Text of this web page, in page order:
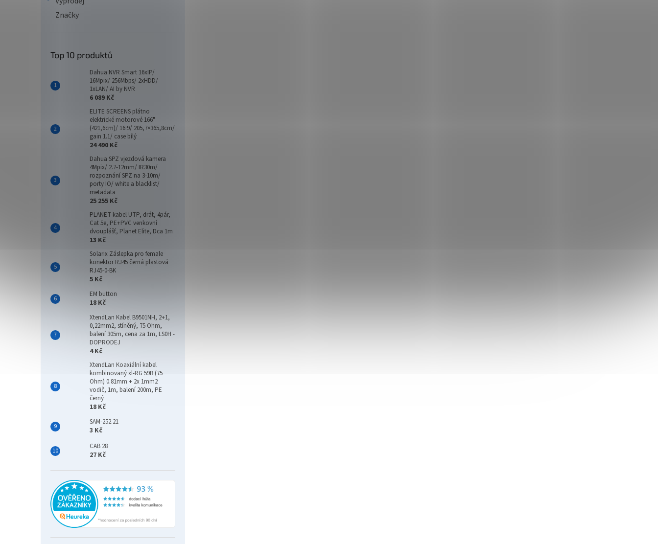
Značky
Top 10 produktů
Dahua NVR Smart 16xIP/
16Mpix/ 256Mbps/ 2xHDD/
1xLAN/ AI by NVR
6 089 Kč
ELITE SCREENS plátno
elektrické motorové 166"
(421,6cm)/ 16:9/ 205,7×365,8cm/
gain 1.1/ case bílý
24 490 Kč
Dahua SPZ vjezdová kamera
4Mpix/ 2.7-12mm/ IR30m/
rozpoznání SPZ na 3-10m/
porty IO/ white a blacklist/
metadata
25 255 Kč
PLANET kabel UTP, drát, 4pár,
Cat 5e, PE+PVC venkovní
dvouplášť, Planet Elite, Dca 1m
13 Kč
Solarix Záslepka pro female
konektor RJ45 černá plastová
RJ45-0-BK
5 Kč
EM button
18 Kč
XtendLan Kabel B9501NH, 2+1,
0,22mm2, stíněný, 75 Ohm,
balení 305m, cena za 1m, LS0H -
DOPRODEJ
4 Kč
XtendLan Koaxiální kabel
kombinovaný xl-RG 59B (75
Ohm) 0.81mm + 2x 1mm2
vodič, 1m, balení 200m, PE
černý
18 Kč
SAM-252.21
3 Kč
CAB 28
27 Kč